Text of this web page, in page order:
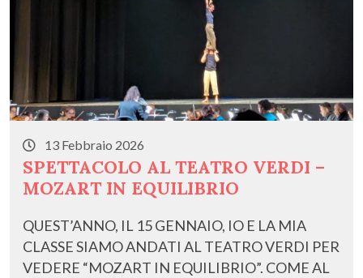
13 Febbraio 2026
SPETTACOLO AL TEATRO VERDI –
MOZART IN EQUILIBRIO
​QUEST’ANNO, IL 15 GENNAIO, IO E LA MIA
CLASSE SIAMO ANDATI AL TEATRO VERDI PER
VEDERE “MOZART IN EQUILIBRIO”. COME AL